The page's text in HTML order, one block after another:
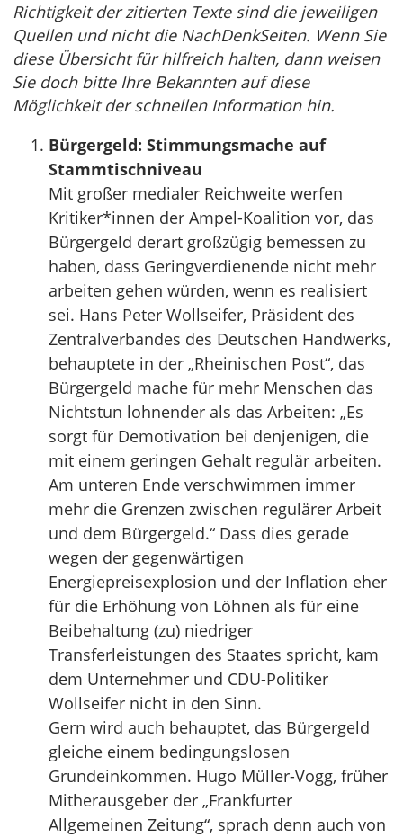
Richtigkeit der zitierten Texte sind die jeweiligen
Quellen und nicht die NachDenkSeiten. Wenn Sie
diese Übersicht für hilfreich halten, dann weisen
Sie doch bitte Ihre Bekannten auf diese
Möglichkeit der schnellen Information hin.
Bürgergeld: Stimmungsmache auf
Stammtischniveau
Mit großer medialer Reichweite werfen
Kritiker*innen der Ampel-Koalition vor, das
Bürgergeld derart großzügig bemessen zu
haben, dass Geringverdienende nicht mehr
arbeiten gehen würden, wenn es realisiert
sei. Hans Peter Wollseifer, Präsident des
Zentralverbandes des Deutschen Handwerks,
behauptete in der „Rheinischen Post“, das
Bürgergeld mache für mehr Menschen das
Nichtstun lohnender als das Arbeiten: „Es
sorgt für Demotivation bei denjenigen, die
mit einem geringen Gehalt regulär arbeiten.
Am unteren Ende verschwimmen immer
mehr die Grenzen zwischen regulärer Arbeit
und dem Bürgergeld.“ Dass dies gerade
wegen der gegenwärtigen
Energiepreisexplosion und der Inflation eher
für die Erhöhung von Löhnen als für eine
Beibehaltung (zu) niedriger
Transferleistungen des Staates spricht, kam
dem Unternehmer und CDU-Politiker
Wollseifer nicht in den Sinn.
Gern wird auch behauptet, das Bürgergeld
gleiche einem bedingungslosen
Grundeinkommen. Hugo Müller-Vogg, früher
Mitherausgeber der „Frankfurter
Allgemeinen Zeitung“, sprach denn auch von